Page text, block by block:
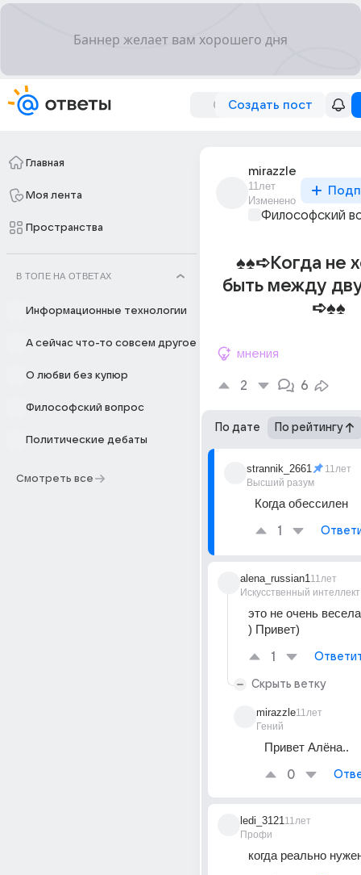
Создать пост
Главная
Моя лента
Пространства
В ТОПЕ НА ОТВЕТАХ
Информационные технологии
А сейчас что-то совсем другое
О любви без купюр
Философский вопрос
Политические дебаты
Смотреть все
mirazzle
11лет
Изменено
Философский
♠♠➪Когда не
быть между
➪♠♠
мнения
2 6
По дате По рейтингу
strannik_2661
Высший разум
11лет
Когда обессилен
1
alena_russian1
Искусственный интеллект
11лет
это не очень
) Привет)
1
Скрыть ветку
mirazzle
Гений
11лет
Привет Алёна..
0
ledi_3121
Профи
11лет
когда реально